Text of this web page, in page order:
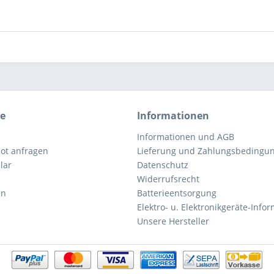
anfragen
Informationen
Informationen und AGB
Lieferung und
Datenschutz
Widerrufsrecht
Batterieentsorgung
Elektro- u. Elektronikgeräte-
Unsere Hersteller